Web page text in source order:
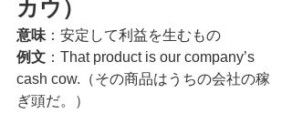
カウ）
意味 ：安定して利益を生むもの
例文 ：That product is our company’s
cash cow.（その商品はうちの会社の稼
ぎ頭だ。）